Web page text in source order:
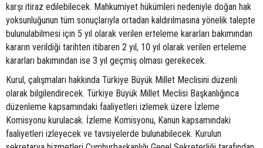
karşı itiraz edilebilecek. Mahkumiyet hükümleri nedeniyle doğan hak
yoksunluğunun tüm sonuçlarıyla ortadan kaldırılmasına yönelik talepte
bulunulabilmesi için 5 yıl olarak verilen erteleme kararları bakımından
kararın verildiği tarihten itibaren 2 yıl, 10 yıl olarak verilen erteleme
kararları bakımından ise 3 yıl geçmiş olması gerekecek.
Kurul, çalışmaları hakkında Türkiye Büyük Millet Meclisini düzenli
olarak bilgilendirecek. Türkiye Büyük Millet Meclisi Başkanlığınca
düzenleme kapsamındaki faaliyetleri izlemek üzere İzleme
Komisyonu kurulacak. İzleme Komisyonu, Kanun kapsamındaki
faaliyetleri izleyecek ve tavsiyelerde bulunabilecek. Kurulun